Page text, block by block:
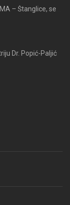
Dr. Popić-Paljić